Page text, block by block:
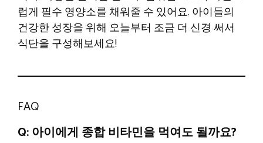
럽게 필수 영양소를 채워줄 수 있어요. 아이들의
건강한 성장을 위해 오늘부터 조금 더 신경 써서
식단을 구성해보세요!
FAQ
Q: 아이에게 종합 비타민을 먹여도 될까요?